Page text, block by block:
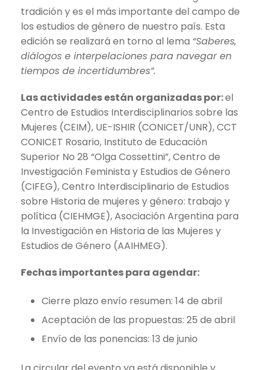
tradición y es el más importante del campo de
los estudios de género de nuestro país. Esta
edición se realizará en torno al lema “Saberes,
diálogos e interpelaciones para navegar en
tiempos de incertidumbres”.
Las actividades están organizadas por:el
Centro de Estudios Interdisciplinarios sobre las
Mujeres (CEIM), UE-ISHIR (CONICET/UNR), CCT
CONICET Rosario, Instituto de Educación
Superior No 28 “Olga Cossettini”, Centro de
Investigación Feminista y Estudios de Género
(CIFEG), Centro Interdisciplinario de Estudios
sobre Historia de mujeres y género: trabajo y
política (CIEHMGE), Asociación Argentina para
la Investigación en Historia de las Mujeres y
Estudios de Género (AAIHMEG).
Fechas importantes para agendar:
Cierre plazo envío resumen: 14 de abril
Aceptación de las propuestas: 25 de abril
Envío de las ponencias: 13 de junio